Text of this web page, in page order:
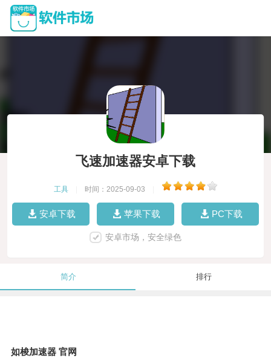
飞速加速器安卓下载
工具 时间：2025-09-03
安卓下载 苹果下载 PC下载
安卓市场，安全绿色
简介 排行
如梭加速器 官网